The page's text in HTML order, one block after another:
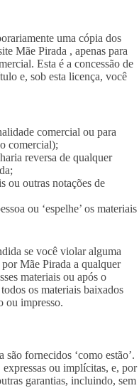
uma cópia dos
Mãe Pirada , apenas para
Esta é a concessão de
e, sob esta licença, você
comercial ou para
comercial);
reversa de qualquer
ou outras notações de
ou ‘espelhe’ os materiais
se você violar alguma
por Mãe Pirada a qualquer
materiais ou após o
os materiais baixados
ou impresso.
fornecidos ‘como estão’.
ou implícitas, e, por
garantias, incluindo, sem